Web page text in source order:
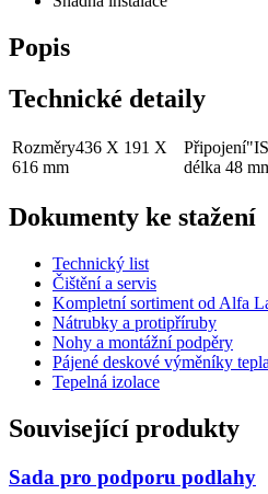
Popis
Technické detaily
Rozměry436 X 191 X
616 mm
Připojení
délka 48
Dokumenty ke stažení
Technický list
Čištění a servis
Kompletní sortiment od Alfa
Nátrubky a protipříruby
Nohy a montážní podpěry
Pájené deskové výměníky
Tepelná izolace
Související produkty
Sada pro podporu podlahy